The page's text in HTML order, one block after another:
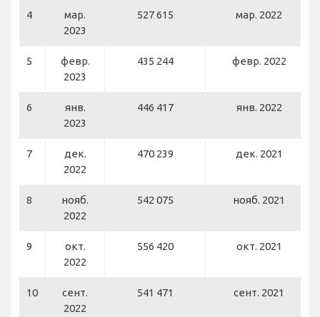
4
мар.
2023
527 615 мар. 2022
5
февр.
2023
435 244 февр. 2022
6
янв.
2023
446 417 янв. 2022
7
дек.
2022
470 239 дек. 2021
8
нояб.
2022
542 075 нояб. 2021
9
окт.
2022
556 420 окт. 2021
10
сент.
2022
541 471 сент. 2021